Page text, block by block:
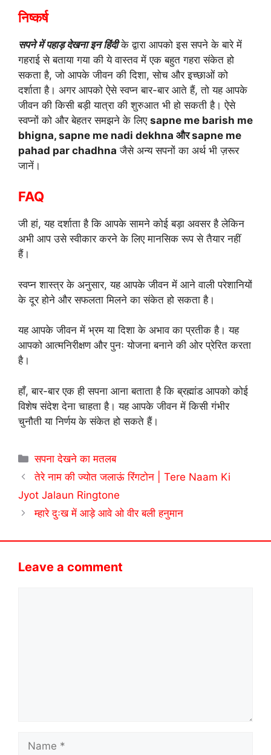
निष्कर्ष
सपने में पहाड़ देखना इन हिंदीके द्वारा आपको इस सपने के बारे में
गहराई से बताया गया की ये वास्तव में एक बहुत गहरा संकेत हो
सकता है, जो आपके जीवन की दिशा, सोच और इच्छाओं को
दर्शाता है। अगर आपको ऐसे स्वप्न बार-बार आते हैं, तो यह आपके
जीवन की किसी बड़ी यात्रा की शुरुआत भी हो सकती है। ऐसे
स्वप्नों को और बेहतर समझने के लिए sapne me barish me
bhigna, sapne me nadi dekhna और sapne me
pahad par chadhna जैसे अन्य सपनों का अर्थ भी ज़रूर
जानें।
FAQ
जी हां, यह दर्शाता है कि आपके सामने कोई बड़ा अवसर है लेकिन
अभी आप उसे स्वीकार करने के लिए मानसिक रूप से तैयार नहीं
हैं।
स्वप्न शास्त्र के अनुसार, यह आपके जीवन में आने वाली परेशानियों
के दूर होने और सफलता मिलने का संकेत हो सकता है।
यह आपके जीवन में भ्रम या दिशा के अभाव का प्रतीक है। यह
आपको आत्मनिरीक्षण और पुनः योजना बनाने की ओर प्रेरित करता
है।
हाँ, बार-बार एक ही सपना आना बताता है कि ब्रह्मांड आपको कोई
विशेष संदेश देना चाहता है। यह आपके जीवन में किसी गंभीर
चुनौती या निर्णय के संकेत हो सकते हैं।
Categories
सपना देखने का मतलब
तेरे नाम की ज्योत जलाऊं रिंगटोन | Tere Naam Ki
Jyot Jalaun Ringtone
म्हारे दुःख में आड़े आवे ओ वीर बली हनुमान
Leave a comment